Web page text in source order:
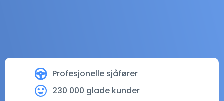
Profesjonelle sjåfører
230 000 glade kunder